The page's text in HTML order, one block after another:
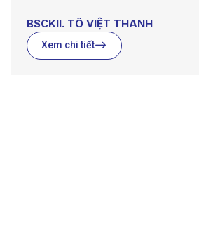
BSCKII. TÔ VIỆT THANH
Xem chi tiết